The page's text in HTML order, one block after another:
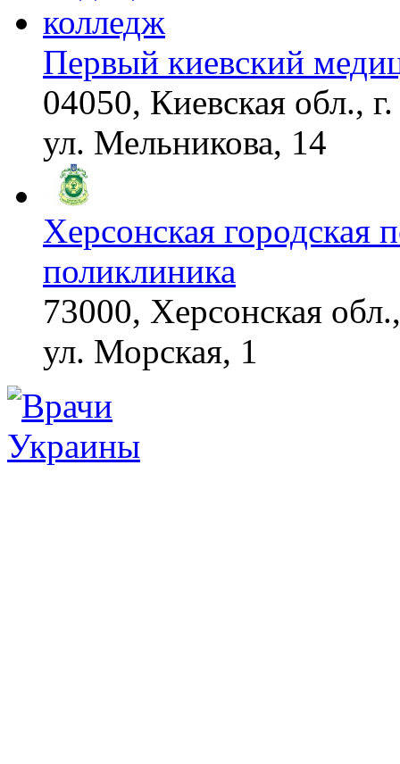
Первый киевский
04050, Киевская обл.,
ул. Мельникова, 14
Херсонская городская
поликлиника
73000, Херсонская
ул. Морская, 1